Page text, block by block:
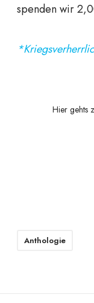
spenden wir
Hier gehts
Anthologie